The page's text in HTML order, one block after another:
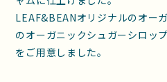
LEAF&BEANオリジナルのオー
のオーガニックシュガーシロッ
をご用意しました。